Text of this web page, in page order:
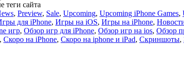
теги сайта
, Preview, Sale, Upcoming, Upcoming iPhone Games,
для iPhone, Игры на iOS, Игры на iPhone,
игр, Обзор игр для iPhone, Обзор игр на ios, Обзор
, Скоро на iPhone, Скоро на iphone и iPad, Скриншоты,